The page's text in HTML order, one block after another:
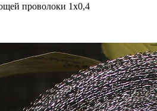
проволоки 1х0,4